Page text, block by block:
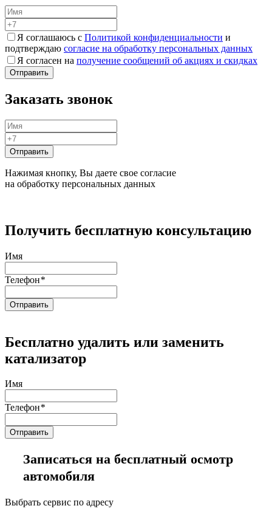
Я соглашаюсь с Политикой конфиденциальности и
подтверждаю согласие на обработку персональных данных
Я согласен на получение сообщений об акциях и скидках
Заказать звонок
Нажимая кнопку, Вы даете свое согласие
на обработку персональных данных
Получить бесплатную консультацию
Имя
Телефон*
Бесплатно удалить или заменить
катализатор
Имя
Телефон*
Записаться на бесплатный осмотр
автомобиля
Выбрать сервис по адресу